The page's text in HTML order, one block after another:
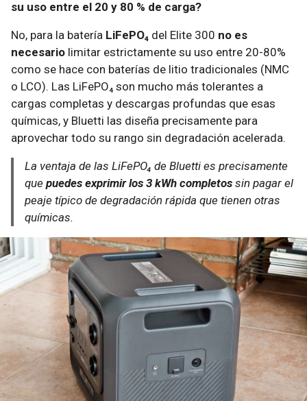
su uso entre el 20 y 80 % de carga?
No, para la batería LiFePO₄ del Elite 300 no es
necesario limitar estrictamente su uso entre 20-80%
como se hace con baterías de litio tradicionales (NMC
o LCO). Las LiFePO₄ son mucho más tolerantes a
cargas completas y descargas profundas que esas
químicas, y Bluetti las diseña precisamente para
aprovechar todo su rango sin degradación acelerada.
La ventaja de las LiFePO₄ de Bluetti es precisamente
que puedes exprimir los 3 kWh completos sin pagar el
peaje típico de degradación rápida que tienen otras
químicas.